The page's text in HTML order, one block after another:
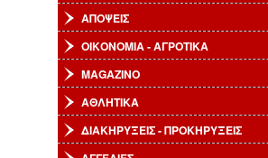
ΑΠΟΨΕΙΣ
ΟΙΚΟΝΟΜΙΑ - ΑΓΡΟΤΙΚΑ
MAGAZINO
ΑΘΛΗΤΙΚΑ
ΔΙΑΚΗΡΥΞΕΙΣ - ΠΡΟΚΗΡΥΞΕΙΣ